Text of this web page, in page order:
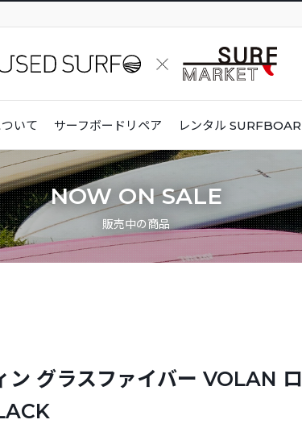
いて サーフボードリペア レンタル
NOW ON SALE
販売中の商品
グラスファイバー VOLAN